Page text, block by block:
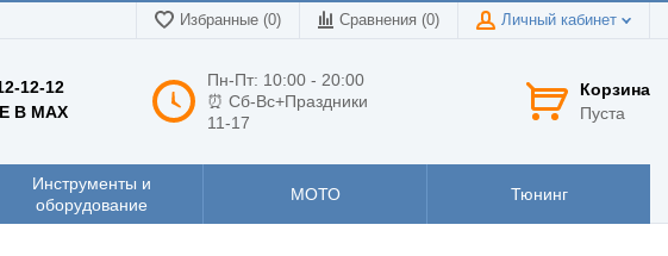
Избранные (0) Сравнения (0) Личный кабинет
12-12
В MAX
Пн-Пт: 10:00 - 20:00
⏰ Сб-Вс+Праздники
11-17
Корзина
Пуста
Инструменты и
оборудование
МОТО Тюнинг